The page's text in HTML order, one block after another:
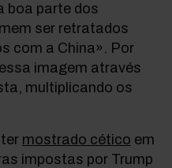
boa parte dos
ser retratados
com a China». Por
imagem através
multiplicando os
mostrado cético em
impostas por Trump